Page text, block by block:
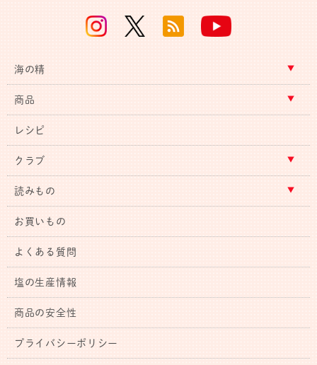
海の精
商品
レシピ
クラブ
読みもの
お買いもの
よくある質問
塩の生産情報
商品の安全性
プライバシーポリシー